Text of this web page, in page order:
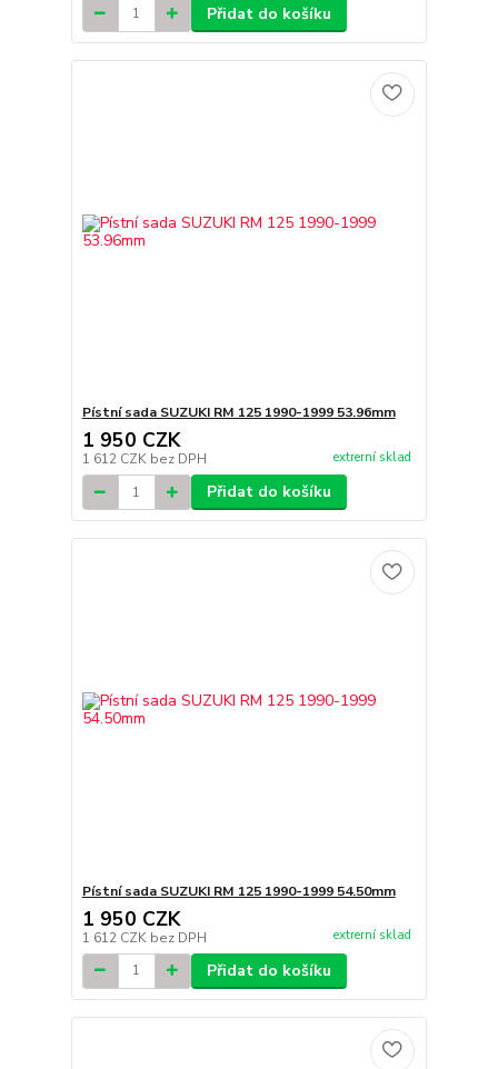
Přidat do košíku
Pístní sada SUZUKI RM 125 1990-1999 53.96mm
1 950 CZK
1 612 CZK bez DPH extrerní sklad
Přidat do košíku
Pístní sada SUZUKI RM 125 1990-1999 54.50mm
1 950 CZK
1 612 CZK bez DPH extrerní sklad
Přidat do košíku